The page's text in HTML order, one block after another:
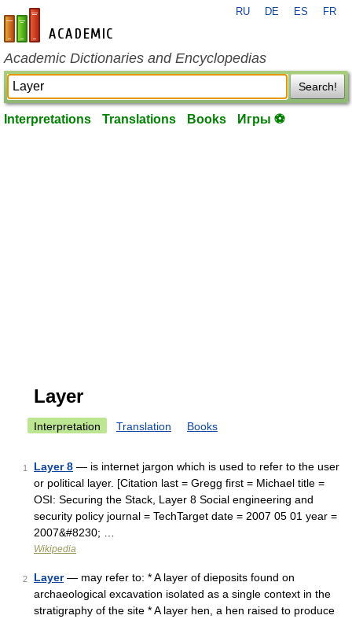
en-academic.com
RU DE ES FR
Academic Dictionaries and Encyclopedias
Search!
Interpretations Translations Books Игры ⚽
Layer
Interpretation Translation Books
1 Layer 8 — is internet jargon which is used to refer to the user
or political layer. [Citation last = Gregg first = Michael title =
OSI: Securing the Stack, Layer 8 Social engineering and
security policy journal = TechTarget date = 2007 05 01 year =
2007&#8230; …
Wikipedia
2 Layer— may refer to: * A layer of dieposits found on
archaeological excavation isolated as a single context in the
stratigraphy of the site * A layer hen, a hen raised to produce